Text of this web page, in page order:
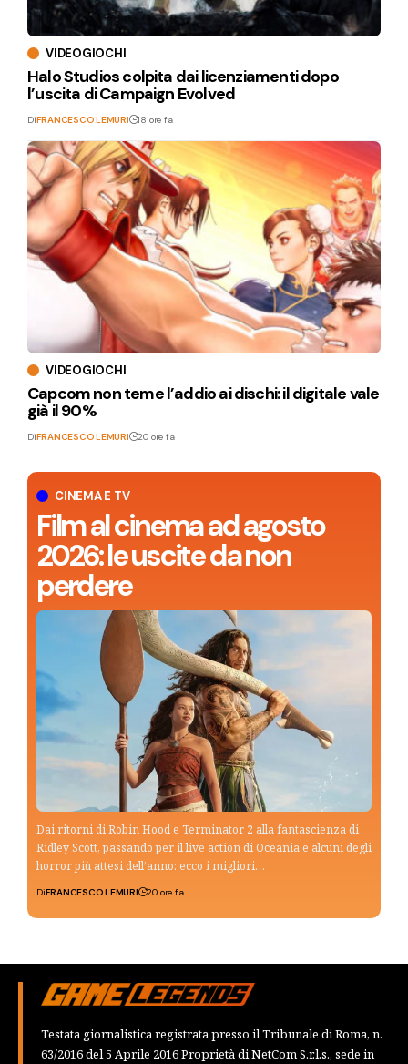
CINEMA E TV
Film al cinema ad agosto
2026: le uscite da non
perdere
Dai ritorni di Robin Hood e Terminator 2 alla fantascienza di
Ridley Scott, passando per il live action di Oceania e alcuni degli
horror più attesi dell’anno: ecco i migliori…
DiFRANCESCO LEMURI 20 ore fa
VIDEOGIOCHI
Halo Studios colpita dai licenziamenti dopo
l’uscita di Campaign Evolved
DiFRANCESCO LEMURI 18 ore fa
VIDEOGIOCHI
Capcom non teme l’addio ai dischi: il digitale vale
già il 90%
DiFRANCESCO LEMURI 20 ore fa
Testata giornalistica registrata presso il Tribunale di Roma, n.
63/2016 del 5 Aprile 2016 Proprietà di NetCom S.r.l.s., sede in